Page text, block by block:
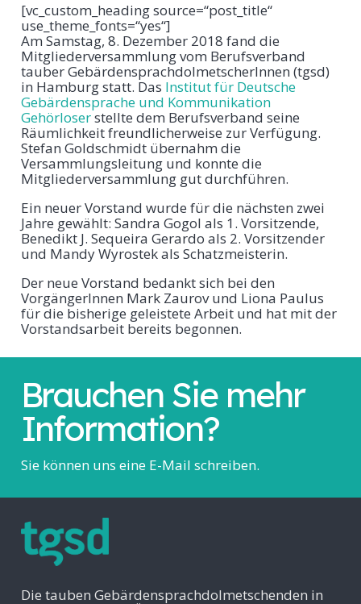
[vc_custom_heading source=“post_title“
use_theme_fonts=“yes“]
Am Samstag, 8. Dezember 2018 fand die
Mitgliederversammlung vom Berufsverband
tauber GebärdensprachdolmetscherInnen (tgsd)
in Hamburg statt. Das Institut für Deutsche
Gebärdensprache und Kommunikation
Gehörloserstellte dem Berufsverband seine
Räumlichkeit freundlicherweise zur Verfügung.
Stefan Goldschmidt übernahm die
Versammlungsleitung und konnte die
Mitgliederversammlung gut durchführen.
Ein neuer Vorstand wurde für die nächsten zwei
Jahre gewählt: Sandra Gogol als 1. Vorsitzende,
Benedikt J. Sequeira Gerardo als 2. Vorsitzender
und Mandy Wyrostek als Schatzmeisterin.
Der neue Vorstand bedankt sich bei den
VorgängerInnen Mark Zaurov und Liona Paulus
für die bisherige geleistete Arbeit und hat mit der
Vorstandsarbeit bereits begonnen.
Brauchen Sie mehr
Information?
Sie können uns eine E-Mail schreiben.
Die tauben Gebärdensprachdolmetschenden in